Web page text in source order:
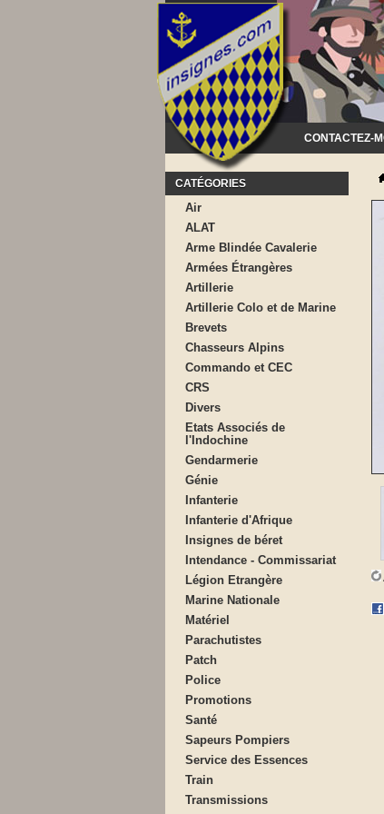
CONTACTEZ-
CATÉGORIES
Air
ALAT
Arme Blindée Cavalerie
Armées Étrangères
Artillerie
Artillerie Colo et de Marine
Brevets
Chasseurs Alpins
Commando et CEC
CRS
Divers
Etats Associés de
l'Indochine
Gendarmerie
Génie
Infanterie
Infanterie d'Afrique
Insignes de béret
Intendance - Commissariat
Légion Etrangère
Marine Nationale
Matériel
Parachutistes
Patch
Police
Promotions
Santé
Sapeurs Pompiers
Service des Essences
Train
Transmissions